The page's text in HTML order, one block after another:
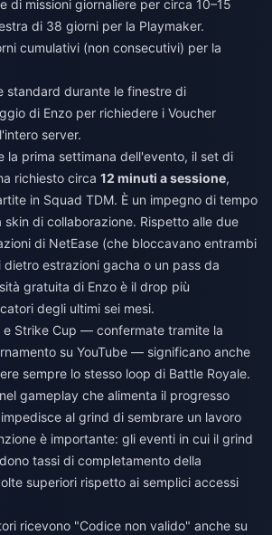
di missioni giornaliere per circa 10–15
di 38 giorni per la Playmaker.
cumulativi (non consecutivi) per la
standard durante le finestre di
di Enzo per richiedere i Voucher
server.
la prima settimana dell'evento, il set di
richiesto circa 12 minuti a sessione,
in Squad TDM. È un impegno di tempo
skin di collaborazione. Rispetto alle due
di NetEase (che bloccavano entrambi
estrazioni gacha o un pass da
gratuita di Enzo è il drop più
degli ultimi sei mesi.
e Strike Cup — confermate tramite la
su YouTube — significano anche
sempre lo stesso loop di Battle Royale.
gameplay che alimenta il progresso
al grind di sembrare un lavoro
è importante: gli eventi in cui il grind
tassi di completamento della
superiori rispetto ai semplici accessi
ricevono "Codice non valido" anche su